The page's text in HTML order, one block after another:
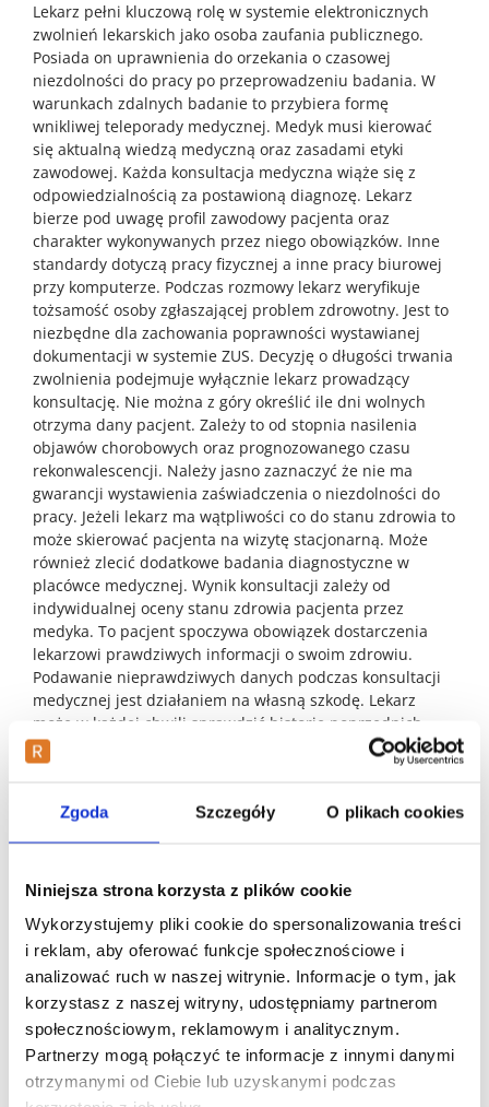
Zgoda Szczegóły O plikach cookies
Niniejsza strona korzysta z plików cookie
Wykorzystujemy pliki cookie do spersonalizowania treści
i reklam, aby oferować funkcje społecznościowe i
analizować ruch w naszej witrynie. Informacje o tym, jak
korzystasz z naszej witryny, udostępniamy partnerom
społecznościowym, reklamowym i analitycznym.
Partnerzy mogą połączyć te informacje z innymi danymi
otrzymanymi od Ciebie lub uzyskanymi podczas
Lekarz pełni kluczową rolę w systemie elektronicznych
zwolnień lekarskich jako osoba zaufania publicznego.
Posiada on uprawnienia do orzekania o czasowej
niezdolności do pracy po przeprowadzeniu badania. W
warunkach zdalnych badanie to przybiera formę
wnikliwej teleporady medycznej. Medyk musi kierować
się aktualną wiedzą medyczną oraz zasadami etyki
zawodowej. Każda konsultacja medyczna wiąże się z
odpowiedzialnością za postawioną diagnozę. Lekarz
bierze pod uwagę profil zawodowy pacjenta oraz
charakter wykonywanych przez niego obowiązków. Inne
standardy dotyczą pracy fizycznej a inne pracy biurowej
przy komputerze. Podczas rozmowy lekarz weryfikuje
tożsamość osoby zgłaszającej problem zdrowotny. Jest to
niezbędne dla zachowania poprawności wystawianej
dokumentacji w systemie ZUS. Decyzję o długości trwania
zwolnienia podejmuje wyłącznie lekarz prowadzący
konsultację. Nie można z góry określić ile dni wolnych
otrzyma dany pacjent. Zależy to od stopnia nasilenia
objawów chorobowych oraz prognozowanego czasu
rekonwalescencji. Należy jasno zaznaczyć że nie ma
gwarancji wystawienia zaświadczenia o niezdolności do
pracy. Jeżeli lekarz ma wątpliwości co do stanu zdrowia to
może skierować pacjenta na wizytę stacjonarną. Może
również zlecić dodatkowe badania diagnostyczne w
placówce medycznej. Wynik konsultacji zależy od
indywidualnej oceny stanu zdrowia pacjenta przez
medyka. To pacjent spoczywa obowiązek dostarczenia
lekarzowi prawdziwych informacji o swoim zdrowiu.
Podawanie nieprawdziwych danych podczas konsultacji
medycznej jest działaniem na własną szkodę. Lekarz
może w każdej chwili sprawdzić historię poprzednich
zwolnień w systemie PUE ZUS. Pozwala to na wykrycie
ewentualnych nadużyć w korzystaniu ze świadczeń
uzyskania recepty odbywa się na podobnych zasadach
merytorycznych. Medyk analizuje czy dany środek
sprawności. Wystawienie e-recepty jest autonomiczną
decyzją lekarza podjętą w oparciu o wywiad. Pacjenci
powinni rozumieć że telemedycyna nie służy do omijania
standardowych procedur medycznych. Jest to
pełnoprawna forma kontaktu z lekarzem wymagająca
wzajemnego szacunku i rzetelności.
Bezpieczeństwo i zalety korzystania z
elektronicznej dokumentacji